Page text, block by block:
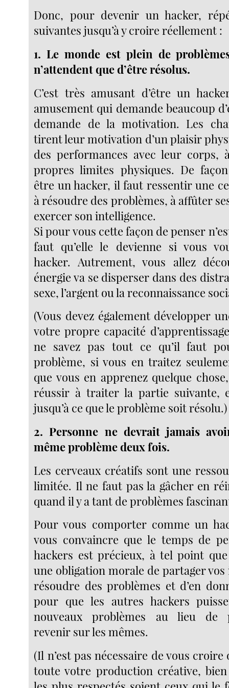
Donc, pour devenir un hacker,
suivantes jusqu’à y croire réellement :
1. Le monde est plein de
n’attendent que d’être résolus.
C’est très amusant d’être un
amusement qui demande beaucoup
demande de la motivation. Les
tirent leur motivation d’un plaisir
des performances avec leur corps,
propres limites physiques. De
être un hacker, il faut ressentir une
à résoudre des problèmes, à affûter
exercer son intelligence.
Si pour vous cette façon de penser
faut qu’elle le devienne si vous
hacker. Autrement, vous allez
énergie va se disperser dans des
sexe, l’argent ou la reconnaissance
(Vous devez également développer
votre propre capacité
ne savez pas tout ce qu’il faut
problème, si vous en traitez
que vous en apprenez quelque
réussir à traiter la partie suivante,
jusqu’à ce que le problème soit résolu.)
2. Personne ne devrait jamais
même problème deux fois.
Les cerveaux créatifs sont une
limitée. Il ne faut pas la gâcher en
quand il y a tant de problèmes
Pour vous comporter comme un
vous convaincre que le temps de
hackers est précieux, à tel point
une obligation morale de partager
résoudre des problèmes et d’en
pour que les autres hackers
nouveaux problèmes au lieu de
revenir sur les mêmes.
(Il n’est pas nécessaire de vous
toute votre production créative,